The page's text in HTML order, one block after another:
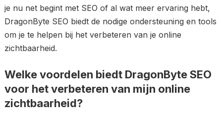
je nu net begint met SEO of al wat meer ervaring hebt,
DragonByte SEO biedt de nodige ondersteuning en tools
om je te helpen bij het verbeteren van je online
zichtbaarheid.
Welke voordelen biedt DragonByte SEO
voor het verbeteren van mijn online
zichtbaarheid?